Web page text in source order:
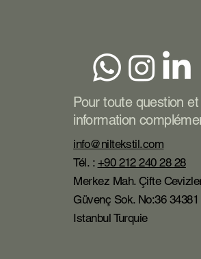
Pour toute question et
information
info@niltekstil.com
Tél. : +90 212 240 28 28
Merkez Mah. Çifte
Güvenç Sok. No:36
Istanbul Turquie